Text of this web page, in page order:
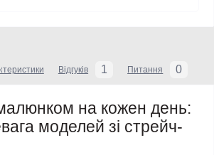
Відгуків 1 Питання 0
на кожен день:
моделей зі стрейч-